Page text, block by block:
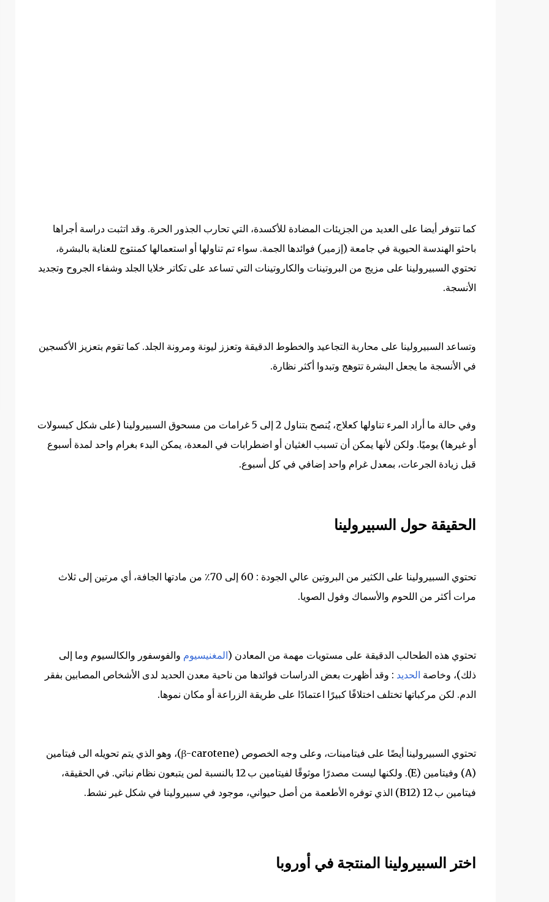
كما تتوفر أيضا على العديد من الجزيئات المضادة للأكسدة، التي تحارب الجذور الحرة. وقد اتثبت دراسة أجراها
باحثو الهندسة الحيوية في جامعة (إزمير) فوائدها الجمة. سواء تم تناولها أو استعمالها كمنتوج للعناية بالبشرة،
تحتوي السبيرولينا على مزيج من البروتينات والكاروتينات التي تساعد على تكاتر خلايا الجلد وشفاء الجروح وتجديد
الأنسجة.
وتساعد السبيرولينا على محاربة التجاعيد والخطوط الدقيقة وتعزز ليونة ومرونة الجلد.كما تقوم بتعزيز الأكسجين
في الأنسجة ما يجعل البشرة تتوهج وتبدوا أكثر نظارة.
وفي حالة ما أراد المرء تناولها كعلاج، يُنصح بتناول 2 إلى 5 غرامات من مسحوق السبيرولينا (على شكل كبسولات
أو غيرها) يوميًا. ولكن لأنها يمكن أن تسبب الغثيان أو اضطرابات في المعدة، يمكن البدء بغرام واحد لمدة أسبوع
قبل زيادة الجرعات، بمعدل غرام واحد إضافي في كل أسبوع.
الحقيقة حول السبيرولينا
تحتوي السبيرولينا على الكثير من البروتين عالي الجودة : 60 إلى 70٪ من مادتها الجافة، أي مرتين إلى ثلاث
مرات أكثر من اللحوم والأسماك وفول الصويا.
تحتوي هذه الطحالب الدقيقة على مستويات مهمة من المعادن (المغنيسيوم والفوسفور والكالسيوم وما إلى
ذلك)، وخاصة الحديد : وقد أظهرت بعض الدراسات فوائدها من ناحية معدن الحديد لدى الأشخاص المصابين بفقر
الدم. لكن مركباتها تختلف اختلافًا كبيرًا اعتمادًا على طريقة الزراعة أو مكان نموها.
تحتوي السبيرولينا أيضًا على فيتامينات، وعلى وجه الخصوص (β-carotene)، وهو الذي يتم تحويله الى فيتامين
(A) وفيتامين (E). ولكنها ليست مصدرًا موثوقًا لفيتامين ب 12 بالنسبة لمن يتبعون نظام نباتي. في الحقيقة،
فيتامين ب 12 (B12) الذي توفره الأطعمة من أصل حيواني، موجود في سبيرولينا في شكل غير نشط.
اختر السبيرولينا المنتجة في أوروبا